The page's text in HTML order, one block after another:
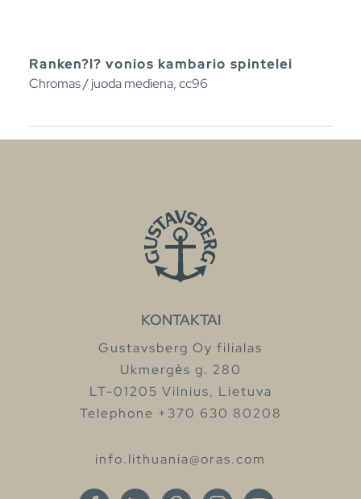
Ranken?l? vonios kambario spintelei
Chromas / juoda mediena, cc96
KONTAKTAI
Gustavsberg Oy filialas
Ukmergės g. 280
LT-01205 Vilnius, Lietuva
Telephone +370 630 80208
info.lithuania@oras.com